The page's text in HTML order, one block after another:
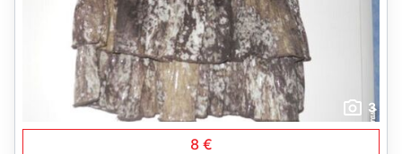
3
8 €